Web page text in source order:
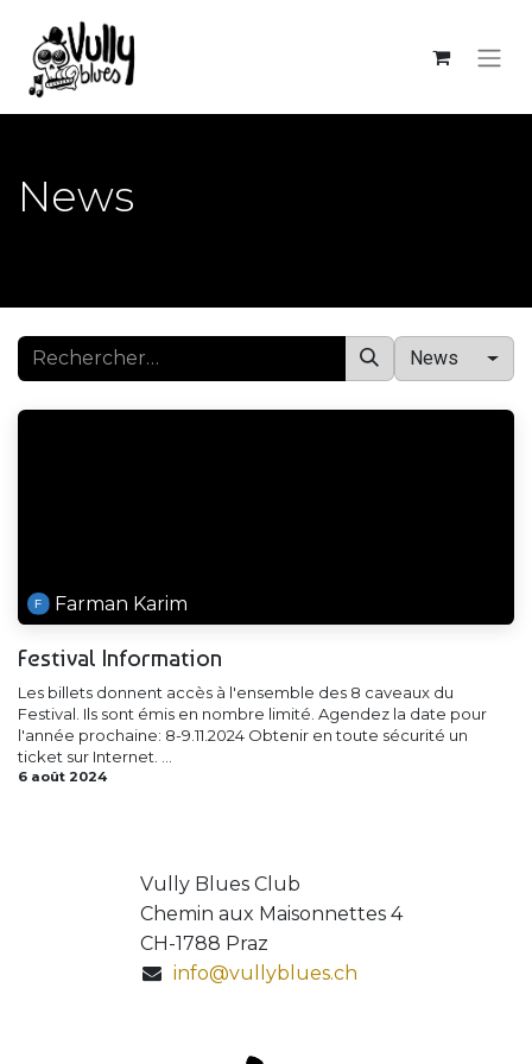
News
News
Farman Karim
Festival Information
Les billets donnent accès à l'ensemble des 8 caveaux du
Festival. Ils sont émis en nombre limité. Agendez la date pour
l'année prochaine: 8-9.11.2024 Obtenir en toute sécurité un
ticket sur Internet. ...
6 août 2024
Vully Blues Club
Chemin aux Maisonnettes 4
CH-1788 Praz
info@vullyblues.ch